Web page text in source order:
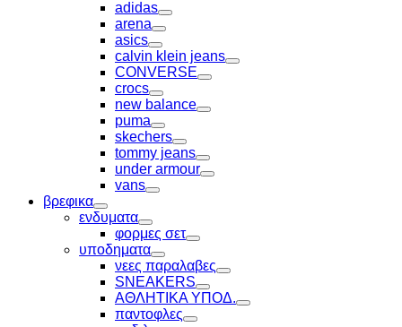
adidas
Toggle
arena
Toggle
asics
Toggle
calvin klein jeans
Toggle
CONVERSE
Toggle
crocs
Toggle
new balance
Toggle
puma
Toggle
skechers
Toggle
tommy jeans
Toggle
under armour
Toggle
vans
Toggle
βρεφικα
Toggle
ενδυματα
Toggle
φορμες σετ
Toggle
υποδηματα
Toggle
νεες παραλαβες
Toggle
SNEAKERS
Toggle
ΑΘΛΗΤΙΚΑ ΥΠΟΔ.
Toggle
παντοφλες